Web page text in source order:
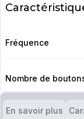
Fréquence
Nombre de
En savoir plus